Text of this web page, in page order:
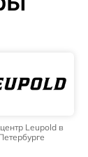
Leupold в